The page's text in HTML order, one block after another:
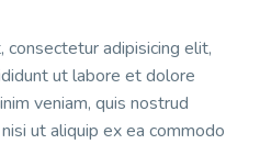
adipisicing elit,
ut labore et dolore
veniam, quis nostrud
ut aliquip ex ea commodo